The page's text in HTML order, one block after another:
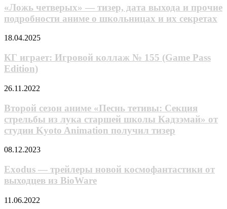
в кино 3»
(видео)
—
тизер,
дата
и
подробности
аниме
школьницах
их
секретах
«Ложь четверых» — тизер, дата выхода и прочие
подробности аниме о школьницах и их секретах
КГ
Игровой
коллаж
№
(Game
Edition)
18.04.2025
КГ играет: Игровой коллаж № 155 (Game Pass
Edition)
Второй
аниме
«Песнь
тетивы:
Секция
из
старшей
школы
Кадзэмай»
от
26.11.2022
Второй сезон аниме «Песнь тетивы: Секция
стрельбы из лука старшей школы Кадзэмай» от
студии Kyoto Animation получил тизер
Exodus
трейлеры
новой
космофантастики
выходцев
08.12.2023
Exodus — трейлеры новой космофантастики от
выходцев из BioWare
Дженсен
11.06.2022